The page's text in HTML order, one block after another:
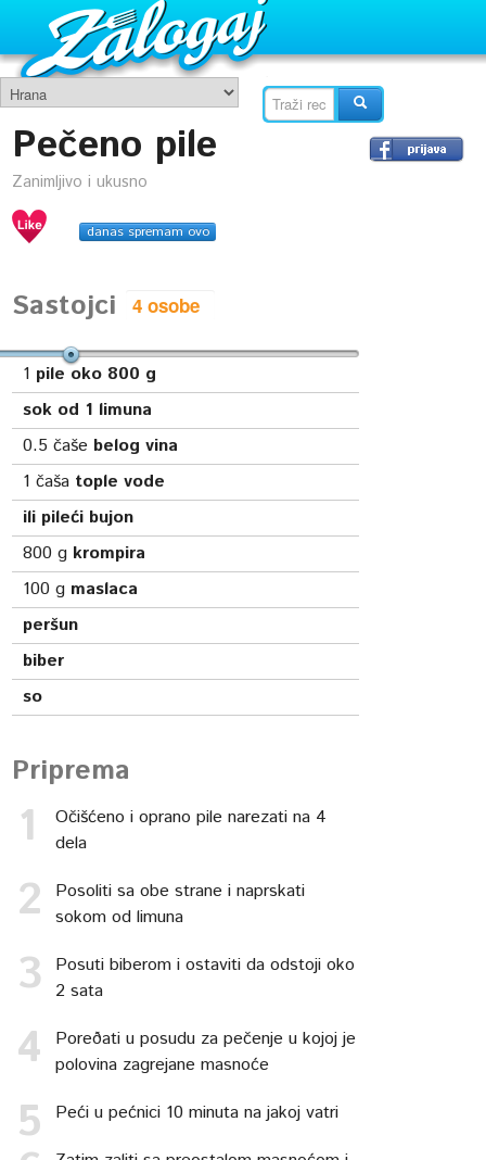
Pečeno pile
Zanimljivo i ukusno
danas spremam ovo
Sastojci
1 pile oko 800 g
sok od 1 limuna
0.5 čaše belog vina
1 čaša tople vode
ili pileći bujon
800 g krompira
100 g maslaca
peršun
biber
so
Priprema
Očišćeno i oprano pile narezati na 4
dela
Posoliti sa obe strane i naprskati
sokom od limuna
Posuti biberom i ostaviti da odstoji oko
2 sata
Poreðati u posudu za pečenje u kojoj je
polovina zagrejane masnoće
Peći u pećnici 10 minuta na jakoj vatri